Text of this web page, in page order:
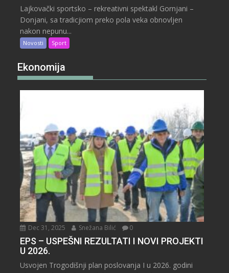
Lajkovački sportsko – rekreativni spektakl Gornjani –
Donjani, sa tradicjiom preko pola veka obnovljen
nakon nepunu...
Novosti Sport
Ekonomija
Dec 31, 2025 Snežana Bilić 0
EPS – USPEŠNI REZULTATI I NOVI PROJEKTI
U 2026.
Usvojen Trogodišnji plan poslovanja I u 2026. godini